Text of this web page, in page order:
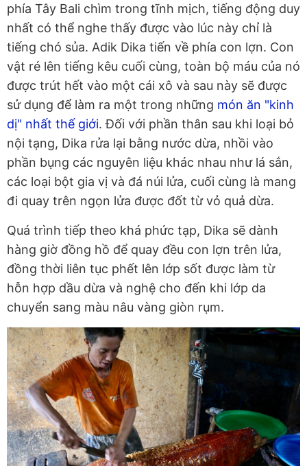
phía Tây Bali chìm trong tĩnh mịch, tiếng động duy
nhất có thể nghe thấy được vào lúc này chỉ là
tiếng chó sủa. Adik Dika tiến về phía con lợn. Con
vật ré lên tiếng kêu cuối cùng, toàn bộ máu của nó
được trút hết vào một cái xô và sau này sẽ được
sử dụng để làm ra một trong những món ăn "kinh
dị" nhất thế giới. Đối với phần thân sau khi loại bỏ
nội tạng, Dika rửa lại bằng nước dừa, nhồi vào
phần bụng các nguyên liệu khác nhau như lá sắn,
các loại bột gia vị và đá núi lửa, cuối cùng là mang
đi quay trên ngọn lửa được đốt từ vỏ quả dừa.
Quá trình tiếp theo khá phức tạp, Dika sẽ dành
hàng giờ đồng hồ để quay đều con lợn trên lửa,
đồng thời liên tục phết lên lớp sốt được làm từ
hỗn hợp dầu dừa và nghệ cho đến khi lớp da
chuyển sang màu nâu vàng giòn rụm.